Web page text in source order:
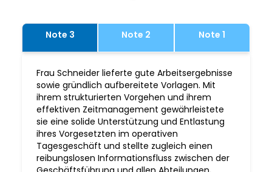
Note 3 Note 2 Note 1
Frau Schneider lieferte gute Arbeitsergebnisse
sowie gründlich aufbereitete Vorlagen. Mit
ihrem strukturierten Vorgehen und ihrem
effektiven Zeitmanagement gewährleistete
sie eine solide Unterstützung und Entlastung
ihres Vorgesetzten im operativen
Tagesgeschäft und stellte zugleich einen
reibungslosen Informationsfluss zwischen der